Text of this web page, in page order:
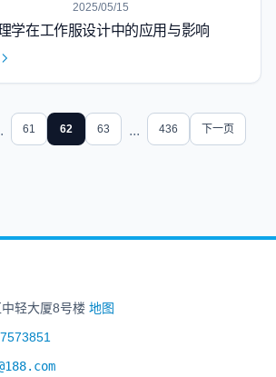
2025/05/15
学在工作服设计中的应用与影响
61 62 63 ... 436 下一页
轻大厦8号楼 地图